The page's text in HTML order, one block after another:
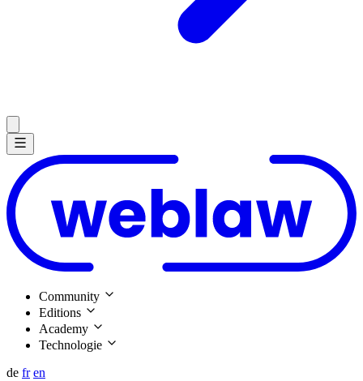
Community
Editions
Academy
Technologie
de fr en